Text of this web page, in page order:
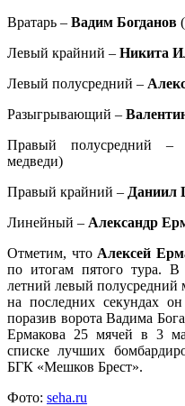
Вратарь – Вадим Богданов
Левый крайний – Никита
Левый полусредний –
Разыгрывающий –
Правый полусредний –
медведи)
Правый крайний – Даниил
Линейный – Александр
Отметим, что Алексей
по итогам пятого тура.
летний левый полусредний
на последних секундах
поразив ворота Вадима
Ермакова 25 мячей в 3
списке лучших
БГК «Мешков Брест».
Фото: seha.ru